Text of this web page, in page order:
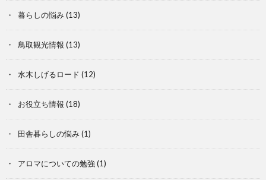
暮らしの悩み(13)
鳥取観光情報 (13)
水木しげるロード (12)
お役立ち情報 (18)
田舎暮らしの悩み(1)
アロマについての勉強 (1)